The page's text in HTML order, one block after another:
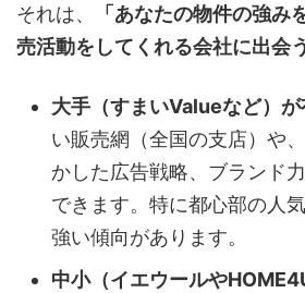
それは、
「あなたの物件の強み
売活動をしてくれる会社に出会
大手（すまいValueなど）
い販売網（全国の支店）や
かした広告戦略、ブランド
できます。特に都心部の人
強い傾向があります。
中小（イエウールや